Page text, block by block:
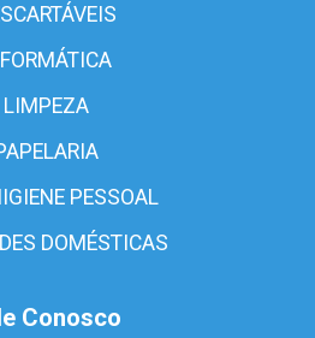
LIMPEZA
PESSOAL
DOMÉSTICAS
Conosco